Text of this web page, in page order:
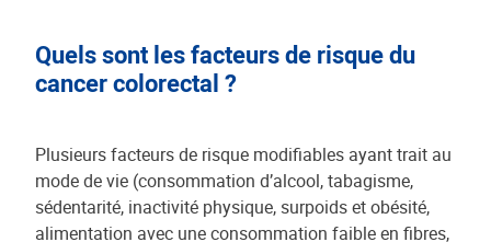
Quels sont les facteurs de risque du
cancer colorectal ?
Plusieurs facteurs de risque modifiables ayant trait au
mode de vie (consommation d’alcool, tabagisme,
sédentarité, inactivité physique, surpoids et obésité,
alimentation avec une consommation faible en fibres,